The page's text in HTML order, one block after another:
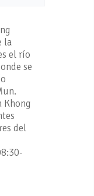
la
el río
se
Khong
del